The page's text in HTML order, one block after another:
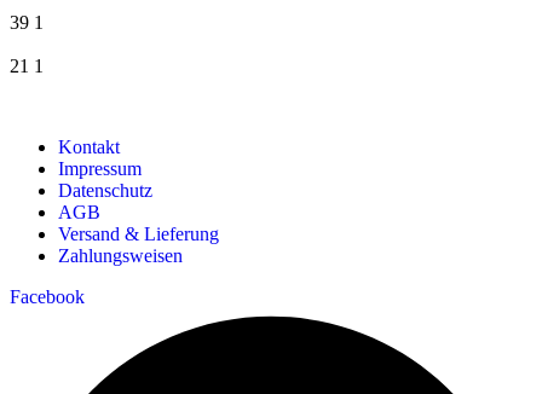
39 1
21 1
Kontakt
Impressum
Datenschutz
AGB
Versand & Lieferung
Zahlungsweisen
Facebook